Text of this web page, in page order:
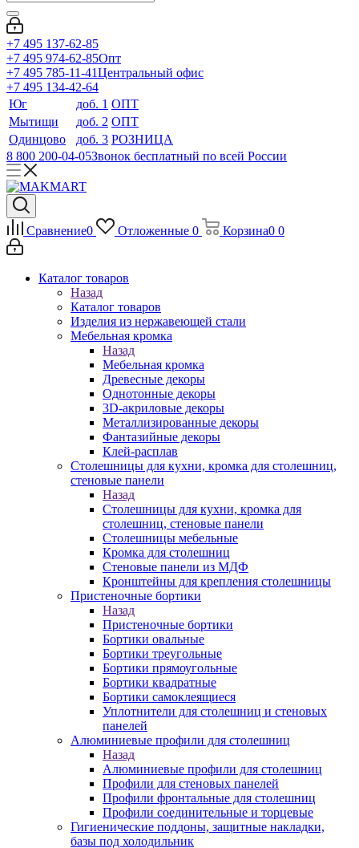
+7 495 137-62-85
+7 495 974-62-85Опт
+7 495 785-11-41Центральный офис
+7 495 134-42-64
Юг
доб. 1 ОПТ
Мытищи
доб. 2 ОПТ
Одинцово
доб. 3 РОЗНИЦА
8 800 200-04-05Звонок бесплатный по всей России
Сравнение0 Отложенные 0 Корзина0 0
Каталог товаров
Назад
Каталог товаров
Изделия из нержавеющей стали
Мебельная кромка
Назад
Мебельная кромка
Древесные декоры
Однотонные декоры
3D-акриловые декоры
Металлизированные декоры
Фантазийные декоры
Клей-расплав
Столешницы для кухни, кромка для столешниц,
стеновые панели
Назад
Столешницы для кухни, кромка для
столешниц, стеновые панели
Столешницы мебельные
Кромка для столешниц
Стеновые панели из МДФ
Кронштейны для крепления столешницы
Пристеночные бортики
Назад
Пристеночные бортики
Бортики овальные
Бортики треугольные
Бортики прямоугольные
Бортики квадратные
Бортики самоклеящиеся
Уплотнители для столешниц и стеновых
панелей
Алюминиевые профили для столешниц
Назад
Алюминиевые профили для столешниц
Профили для стеновых панелей
Профили фронтальные для столешниц
Профили соединительные и торцевые
Гигиенические поддоны, защитные накладки,
базы под холодильник